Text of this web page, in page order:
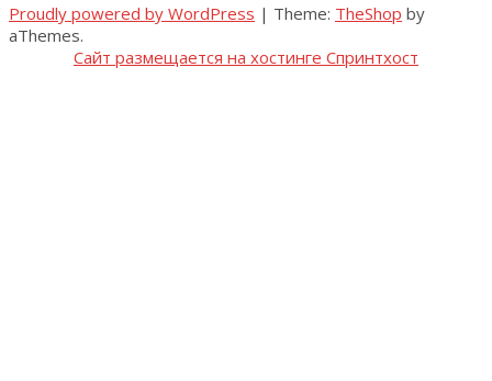
Proudly powered by WordPress | Theme: TheShop by
aThemes.
Сайт размещается на хостинге Спринтхост